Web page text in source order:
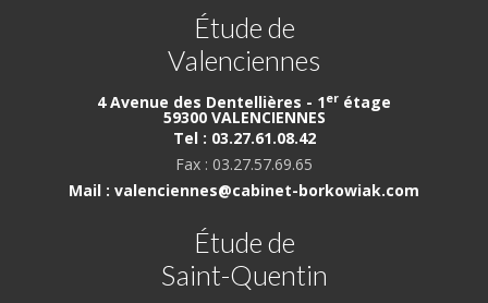
Étude de
Valenciennes
4 Avenue des Dentellières - 1er étage
59300 VALENCIENNES
Tel : 03.27.61.08.42
Fax : 03.27.57.69.65
Mail : valenciennes@cabinet-borkowiak.com
Étude de
Saint-Quentin